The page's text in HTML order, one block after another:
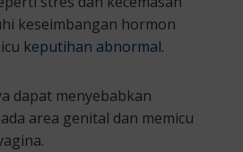
keseimbangan hormon
keputihan abnormal.
dapat menyebabkan
area genital dan memicu